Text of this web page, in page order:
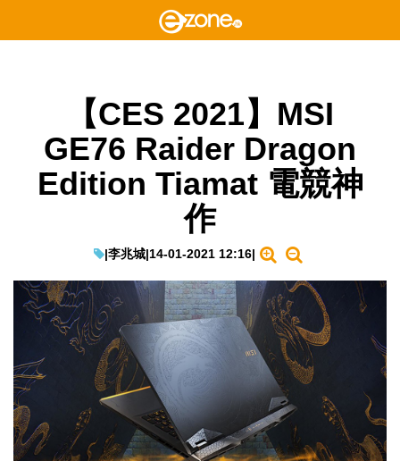
【CES 2021】MSI
GE76 Raider Dragon
Edition Tiamat 電競神
作
|李兆城|14-01-2021 12:16|